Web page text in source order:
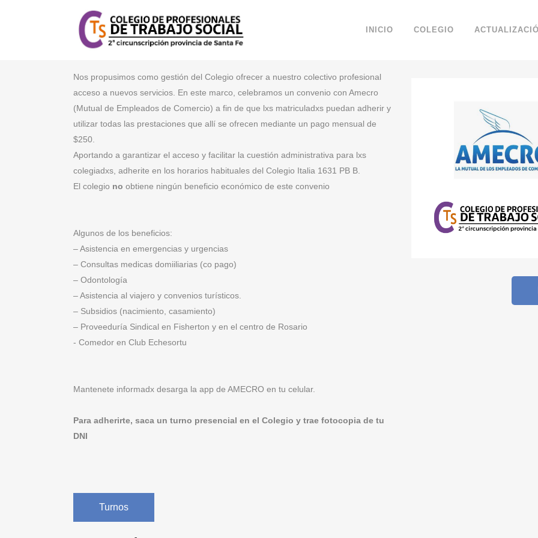
INICIO COLEGIO
Nos propusimos como gestión del Colegio ofrecer a nuestro colectivo profesional
acceso a nuevos servicios. En este marco, celebramos un convenio con Amecro
(Mutual de Empleados de Comercio) a fin de que lxs matriculadxs puedan adherir y
utilizar todas las prestaciones que allí se ofrecen mediante un pago mensual de
$250.
Aportando a garantizar el acceso y facilitar la cuestión administrativa para lxs
colegiadxs, adherite en los horarios habituales del Colegio Italia 1631 PB B.
El colegio no obtiene ningún beneficio económico de este convenio
Algunos de los beneficios:
– Asistencia en emergencias y urgencias
– Consultas medicas domiiliarias (co pago)
– Odontología
– Asistencia al viajero y convenios turísticos.
– Subsidios (nacimiento, casamiento)
– Proveeduría Sindical en Fisherton y en el centro de Rosario
- Comedor en Club Echesortu
Mantenete informadx desarga la app de AMECRO en tu celular.
Para adherirte, saca un turno presencial en el Colegio y trae fotocopia de tu
DNI
Turnos